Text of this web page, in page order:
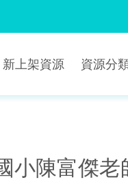
新上架資源 資源分
小陳富傑